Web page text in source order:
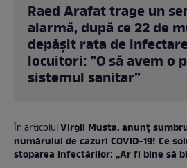
Raed Arafat trage un
alarmă, după ce 22 de
depășit rata de
locuitori: ”O să avem o
sistemul sanitar”
În articolulVirgil Musta, anunț
numărului de cazuri COVID-19! Ce
stoparea infectărilor: „Ar fi bine să